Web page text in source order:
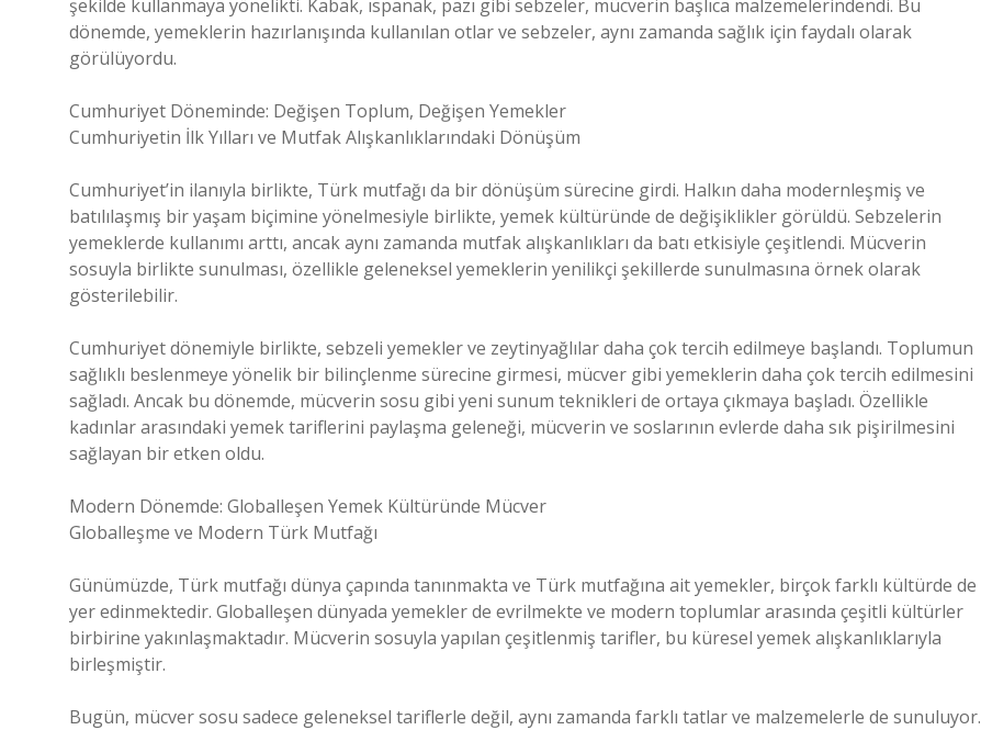
şekilde kullanmaya yönelikti. Kabak, ıspanak, pazı gibi sebzeler, mücverin başlıca malzemelerindendi. Bu
dönemde, yemeklerin hazırlanışında kullanılan otlar ve sebzeler, aynı zamanda sağlık için faydalı olarak
görülüyordu.
Cumhuriyet Döneminde: Değişen Toplum, Değişen Yemekler
Cumhuriyetin İlk Yılları ve Mutfak Alışkanlıklarındaki Dönüşüm
Cumhuriyet’in ilanıyla birlikte, Türk mutfağı da bir dönüşüm sürecine girdi. Halkın daha modernleşmiş ve
batılılaşmış bir yaşam biçimine yönelmesiyle birlikte, yemek kültüründe de değişiklikler görüldü. Sebzelerin
yemeklerde kullanımı arttı, ancak aynı zamanda mutfak alışkanlıkları da batı etkisiyle çeşitlendi. Mücverin
sosuyla birlikte sunulması, özellikle geleneksel yemeklerin yenilikçi şekillerde sunulmasına örnek olarak
gösterilebilir.
Cumhuriyet dönemiyle birlikte, sebzeli yemekler ve zeytinyağlılar daha çok tercih edilmeye başlandı. Toplumun
sağlıklı beslenmeye yönelik bir bilinçlenme sürecine girmesi, mücver gibi yemeklerin daha çok tercih edilmesini
sağladı. Ancak bu dönemde, mücverin sosu gibi yeni sunum teknikleri de ortaya çıkmaya başladı. Özellikle
kadınlar arasındaki yemek tariflerini paylaşma geleneği, mücverin ve soslarının evlerde daha sık pişirilmesini
sağlayan bir etken oldu.
Modern Dönemde: Globalleşen Yemek Kültüründe Mücver
Globalleşme ve Modern Türk Mutfağı
Günümüzde, Türk mutfağı dünya çapında tanınmakta ve Türk mutfağına ait yemekler, birçok farklı kültürde de
yer edinmektedir. Globalleşen dünyada yemekler de evrilmekte ve modern toplumlar arasında çeşitli kültürler
birbirine yakınlaşmaktadır. Mücverin sosuyla yapılan çeşitlenmiş tarifler, bu küresel yemek alışkanlıklarıyla
birleşmiştir.
Bugün, mücver sosu sadece geleneksel tariflerle değil, aynı zamanda farklı tatlar ve malzemelerle de sunuluyor.